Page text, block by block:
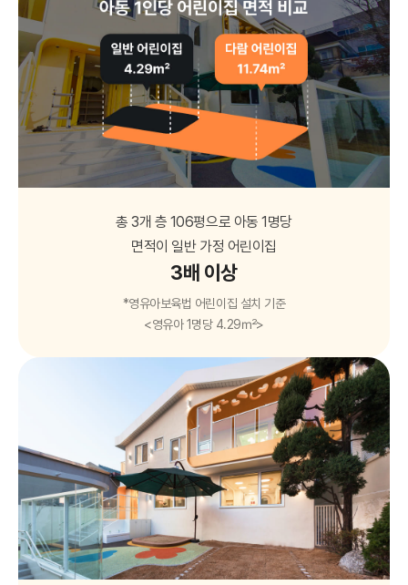
총 3개 층 106평으로 아동 1명당
면적이 일반 가정 어린이집
3배 이상
*영유아보육법 어린이집 설치 기준
<영유아 1명당 4.29㎡>